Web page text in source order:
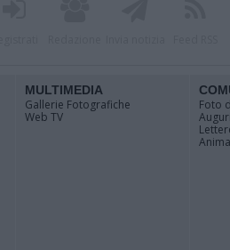
MULTIMEDIA
Gallerie Fotografiche
Web TV
Foto
Auguri